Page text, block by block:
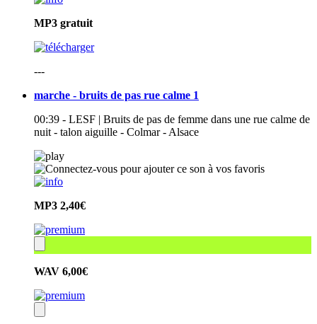
MP3 gratuit
---
marche - bruits de pas rue calme 1
00:39 - LESF | Bruits de pas de femme dans une rue calme de
nuit - talon aiguille - Colmar - Alsace
MP3 2,40€
WAV 6,00€